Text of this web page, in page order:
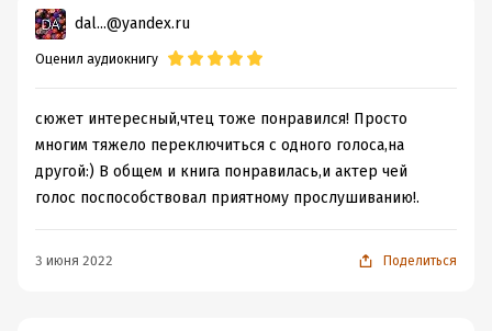
dal...@yandex.ru
Оценил аудиокнигу
сюжет интересный,чтец тоже понравился! Просто
многим тяжело переключиться с одного голоса,на
другой:) В общем и книга понравилась,и актер чей
голос поспособствовал приятному прослушиванию!.
3 июня 2022 Поделиться